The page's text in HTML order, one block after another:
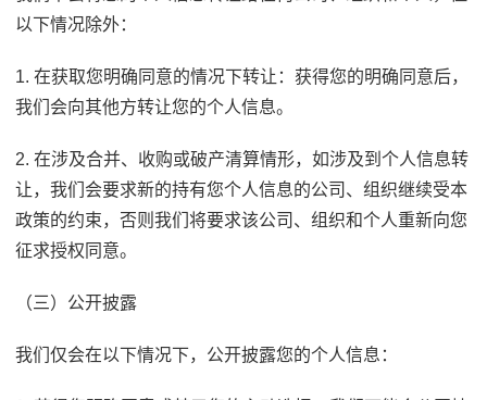
以下情况除外：
1. 在获取您明确同意的情况下转让：获得您的明确同意后，
我们会向其他方转让您的个人信息。
2. 在涉及合并、收购或破产清算情形，如涉及到个人信息转
让，我们会要求新的持有您个人信息的公司、组织继续受本
政策的约束，否则我们将要求该公司、组织和个人重新向您
征求授权同意。
（三）公开披露
我们仅会在以下情况下，公开披露您的个人信息：